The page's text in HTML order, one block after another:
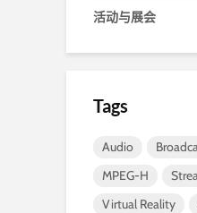
活动与展会
Tags
Audio
MPEG-H
Virtual Reality